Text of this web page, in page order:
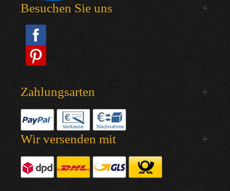
Besuchen Sie uns
Zahlungsarten
Wir versenden mit